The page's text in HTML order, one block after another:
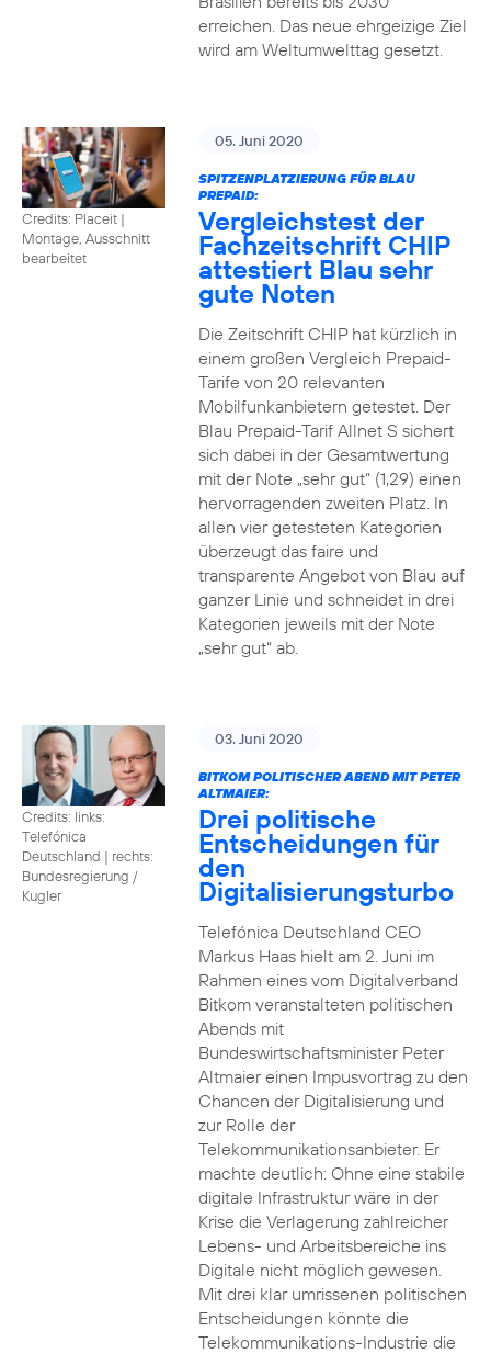
erreichen. Das neue ehrgeizige Ziel
wird am Weltumwelttag gesetzt.
Credits: Placeit |
Montage, Ausschnitt
bearbeitet
05. Juni 2020
SPITZENPLATZIERUNG FÜR BLAU
PREPAID:
Vergleichstest der
Fachzeitschrift CHIP
attestiert Blau sehr
gute Noten
Die Zeitschrift CHIP hat kürzlich in
einem großen Vergleich Prepaid-
Tarife von 20 relevanten
Mobilfunkanbietern getestet. Der
Blau Prepaid-Tarif Allnet S sichert
sich dabei in der Gesamtwertung
mit der Note „sehr gut“ (1,29) einen
hervorragenden zweiten Platz. In
allen vier getesteten Kategorien
überzeugt das faire und
transparente Angebot von Blau auf
ganzer Linie und schneidet in drei
Kategorien jeweils mit der Note
„sehr gut“ ab.
Credits: links:
Telefónica
Deutschland | rechts:
Bundesregierung /
Kugler
03. Juni 2020
BITKOM POLITISCHER ABEND MIT PETER
ALTMAIER:
Drei politische
Entscheidungen für
den
Digitalisierungsturbo
Telefónica Deutschland CEO
Markus Haas hielt am 2. Juni im
Rahmen eines vom Digitalverband
Bitkom veranstalteten politischen
Abends mit
Bundeswirtschaftsminister Peter
Altmaier einen Impusvortrag zu den
Chancen der Digitalisierung und
zur Rolle der
Telekommunikationsanbieter. Er
machte deutlich: Ohne eine stabile
digitale Infrastruktur wäre in der
Krise die Verlagerung zahlreicher
Lebens- und Arbeitsbereiche ins
Digitale nicht möglich gewesen.
Mit drei klar umrissenen politischen
Entscheidungen könnte die
Telekommunikations-Industrie die